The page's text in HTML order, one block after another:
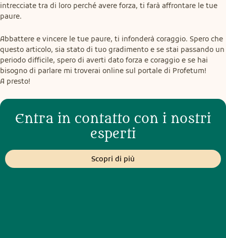
intrecciate tra di loro perché avere forza, ti farà affrontare le tue
paure.
Abbattere e vincere le tue paure, ti infonderà coraggio. Spero che
questo articolo, sia stato di tuo gradimento e se stai passando un
periodo difficile, spero di averti dato forza e coraggio e se hai
bisogno di parlare mi troverai online sul portale di Profetum!
A presto!
Entra in contatto con i nostri
esperti
Scopri di più